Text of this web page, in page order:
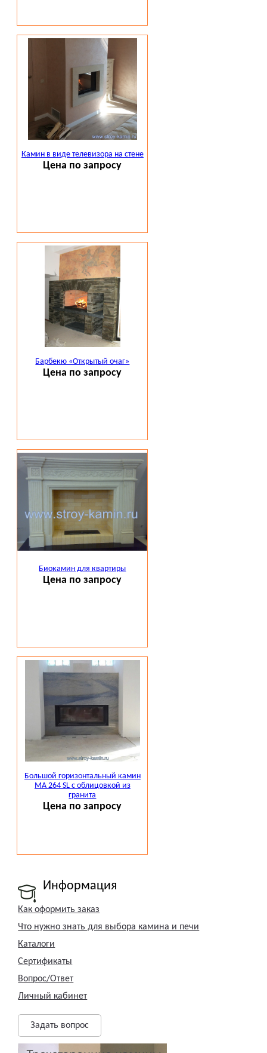
Камин в виде телевизора на стене
Цена по запросу
Барбекю «Открытый очаг»
Цена по запросу
Биокамин для квартиры
Цена по запросу
Большой горизонтальный камин
МА 264 SL с облицовкой из
гранита
Цена по запросу
Информация
Как оформить заказ
Что нужно знать для выбора камина и печи
Каталоги
Сертификаты
Вопрос/Ответ
Личный кабинет
Задать вопрос